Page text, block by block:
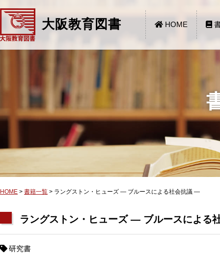
大阪教育図書 HOME
HOME > 書籍一覧 > ラングストン・ヒューズ ― ブルースによる社会抗議 ―
ラングストン・ヒューズ ― ブルースによる
研究書